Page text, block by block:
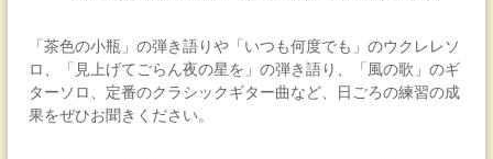
「茶色の小瓶」の弾き語りや「いつも何度でも」のウクレレソ
ロ、「見上げてごらん夜の星を」の弾き語り、「風の歌」のギ
ターソロ、定番のクラシックギター曲など、日ごろの練習の成
果をぜひお聞きください。